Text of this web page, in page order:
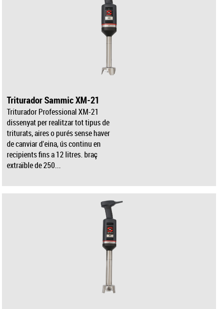
Triturador Sammic XM-21
Triturador Professional XM-21
dissenyat per realitzar tot tipus de
triturats, aires o purés sense haver
de canviar d'eina, ús continu en
recipients fins a 12 litres. braç
extraïble de 250...